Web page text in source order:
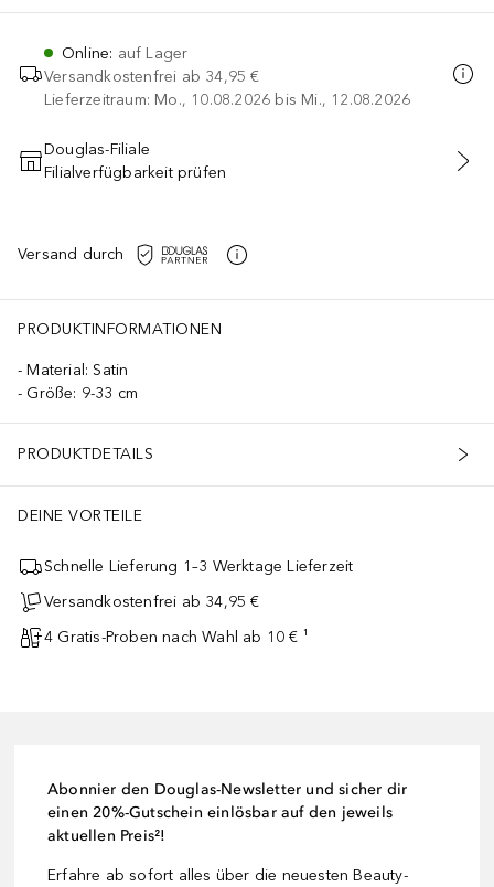
Online: auf Lager
Versandkostenfrei ab 34,95 €
Lieferzeitraum: Mo., 10.08.2026 bis Mi., 12.08.2026
IN DEN WARENKORB
Douglas-Filiale
Filialverfügbarkeit prüfen
Versand durch
PRODUKTINFORMATIONEN
Material: Satin
Größe: 9-33 cm
PRODUKTDETAILS
DEINE VORTEILE
Schnelle Lieferung 1–3 Werktage Lieferzeit
Versandkostenfrei ab 34,95 €
4 Gratis-Proben nach Wahl ab 10 € ¹
Abonnier den Douglas-Newsletter und sicher dir
einen 20%-Gutschein einlösbar auf den jeweils
aktuellen Preis²!
Erfahre ab sofort alles über die neuesten Beauty-